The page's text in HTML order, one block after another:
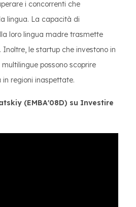
i concorrenti che
lingua. La capacità di
loro lingua madre trasmette
le startup che investono in
possono scoprire
regioni inaspettate.
(EMBA'08D) su Investire